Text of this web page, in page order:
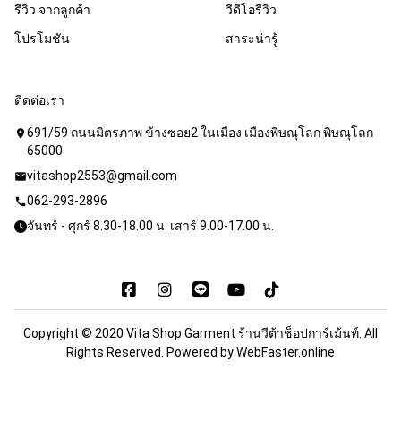
รีวิว จากลูกค้า
วีดีโอรีวิว
โปรโมชัน
สาระน่ารู้
ติดต่อเรา
location_on 691/59 ถนนมิตรภาพ ข้างซอย2 ในเมือง เมืองพิษณุโลก พิษณุโลก
65000
mailvitashop2553@gmail.com
call062-293-2896
จันทร์ - ศุกร์ 8.30-18.00 น. เสาร์ 9.00-17.00 น.
Copyright © 2020 Vita Shop Garment ร้านวีต้าช็อปการ์เม้นท์. All
Rights Reserved. Powered byWebFaster.online